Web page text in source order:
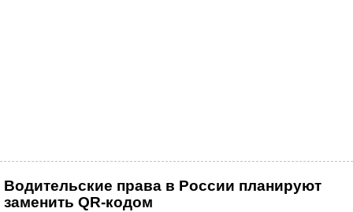
Водительские права в России планируют
заменить QR-кодом